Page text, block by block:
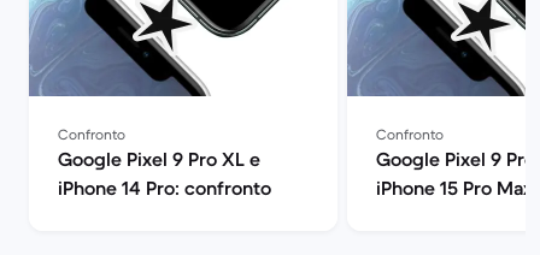
Confronto
Google Pixel 9 Pro XL e
iPhone 14 Pro: confronto
Confronto
Google Pixel 9 Pro
iPhone 15 Pro Max: